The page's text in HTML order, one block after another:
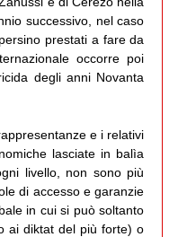
successivo, nel caso
prestati a fare da
occorre poi
degli anni Novanta
e i relativi
lasciate in balìa
livello, non sono più
di accesso e garanzie
in cui si può soltanto
ai diktat del più forte) o